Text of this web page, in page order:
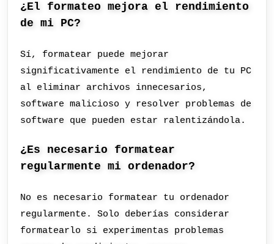
¿El formateo mejora el rendimiento
de mi PC?
Sí, formatear puede mejorar
significativamente el rendimiento de tu PC
al eliminar archivos innecesarios,
software malicioso y resolver problemas de
software que pueden estar ralentizándola.
¿Es necesario formatear
regularmente mi ordenador?
No es necesario formatear tu ordenador
regularmente. Solo deberías considerar
formatearlo si experimentas problemas